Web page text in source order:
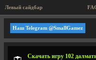
Левый сайдбар Игры
Наш Telegram @SmallGamez
Скачать игру 102